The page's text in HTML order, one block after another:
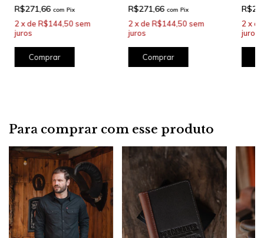
R$271,66 com Pix
2 xde R$144,50 sem
juros
Comprar
R$271,66 com Pix
2 xde R$144,50 sem
juros
Comprar
2 x
juros
Para comprar com esse produto